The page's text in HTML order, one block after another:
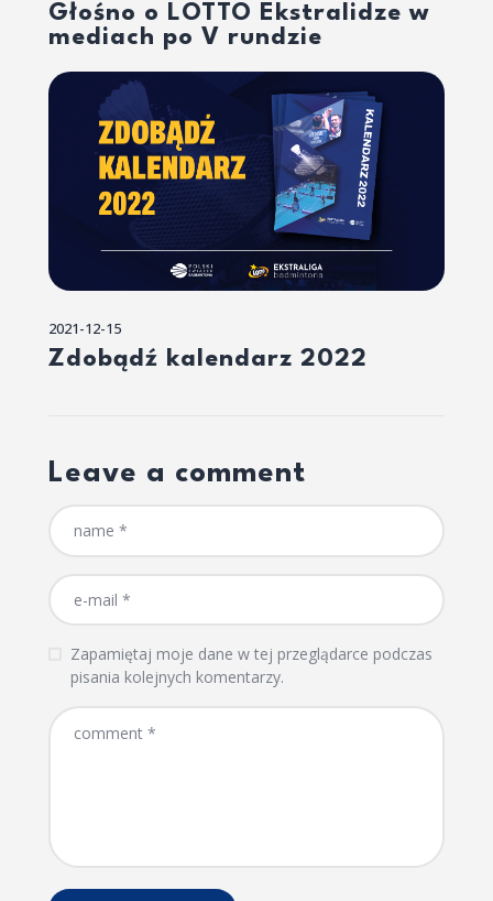
Głośno o LOTTO Ekstralidze w
mediach po V rundzie
2021-12-15
Zdobądź kalendarz 2022
Leave a comment
Zapamiętaj moje dane w tej przeglądarce podczas
pisania kolejnych komentarzy.